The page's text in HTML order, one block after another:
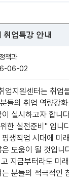
취업특강 안내
책과
06-02
지원센터는 취업
들의 취업 역량강
실시하고자 합니
한 실전준비" 입니
생직업 시대에 미
도움이 될 것입니
지금부터라도 미
분들의 적극적인